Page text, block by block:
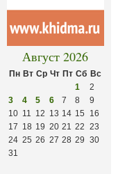
Август 2026
Пн Вт Ср Чт Пт Сб Вс
1
2
3
4 5 6 7 8
9
10 11 12 13 14 15
16
17 18 19 20 21 22 23
24 25 26 27 28 29 30
31